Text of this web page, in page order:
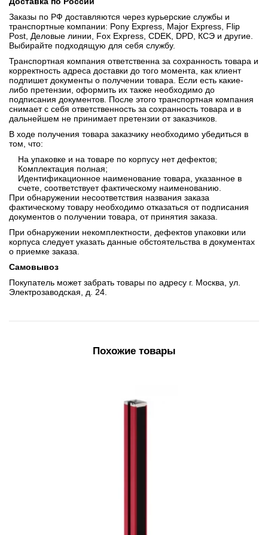
Заказы по РФ доставляются через курьерские службы и
транспортные компании: Pony Express, Major Express, Flip
Post, Деловые линии, Fox Express, CDEK, DPD, КСЭ и другие.
Выбирайте подходящую для себя службу.
Транспортная компания ответственна за сохранность товара и
корректность адреса доставки до того момента, как клиент
подпишет документы о получении товара. Если есть какие-
либо претензии, оформить их также необходимо до
подписания документов. После этого транспортная компания
снимает с себя ответственность за сохранность товара и в
дальнейшем не принимает претензии от заказчиков.
В ходе получения товара заказчику необходимо убедиться в
том, что:
На упаковке и на товаре по корпусу нет дефектов;
Комплектация полная;
Идентификационное наименование товара, указанное в
счете, соответствует фактическому наименованию.
При обнаружении несоответствия названия заказа
фактическому товару необходимо отказаться от подписания
документов о получении товара, от принятия заказа.
При обнаружении некомплектности, дефектов упаковки или
корпуса следует указать данные обстоятельства в документах
о приемке заказа.
Самовывоз
Покупатель может забрать товары по адресу г. Москва, ул.
Электрозаводская, д. 24.
Похожие товары